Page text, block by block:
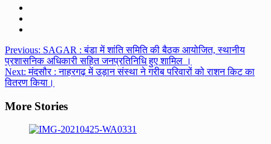
Post
navigation
Previous: SAGAR : बंडा में शांति समिति की बैठक आयोजित, स्थानीय
प्रशासनिक अधिकारी सहित जनप्रतिनिधि हुए शामिल ।
Next:मंदसौर : नाहरगढ़ में उड़ान संस्था ने गरीब परिवारों को राशन किट का
वितरण किया।
More Stories